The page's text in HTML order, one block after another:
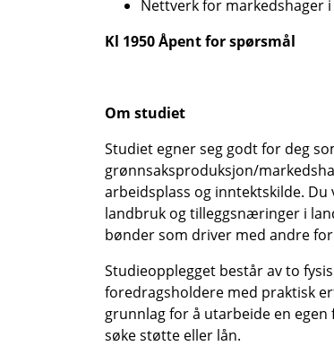
Nettverk for markedshager
Kl 1950 Åpent for spørsmål
Om studiet
Studiet egner seg godt for deg
grønnsaksproduksjon/
arbeidsplass og inntektskilde.
landbruk og tilleggsnæringer i
bønder som driver med andre
Studieopplegget består av to
foredragsholdere med praktisk
grunnlag for å utarbeide en
søke støtte eller lån.